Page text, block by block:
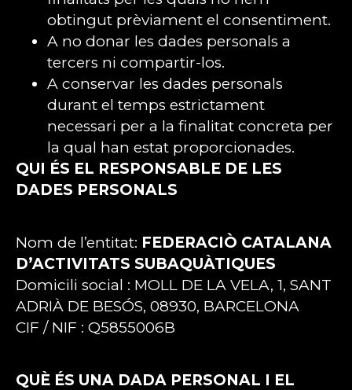
obtingut prèviament el consentiment.
A no donar les dades personals a
tercers ni compartir-los.
A conservar les dades personals
durant el temps estrictament
necessari per a la finalitat concreta per
la qual han estat proporcionades.
QUI ÉS EL RESPONSABLE DE LES
DADES PERSONALS
Nom de l’entitat: FEDERACIÒ CATALANA
D’ACTIVITATS SUBAQUÀTIQUES
Domicili social : MOLL DE LA VELA, 1, SANT
ADRIÀ DE BESÓS, 08930, BARCELONA
CIF / NIF : Q5855006B
QUÈ ÉS UNA DADA PERSONAL I EL